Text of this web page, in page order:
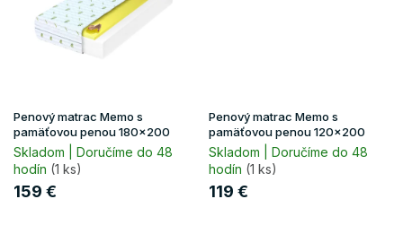
Penový matrac Memo s
pamäťovou penou 180x200
Skladom | Doručíme do 48
hodín (1 ks)
159 €
Penový matrac Memo s
pamäťovou penou 120x200
Skladom | Doručíme do 48
hodín (1 ks)
119 €